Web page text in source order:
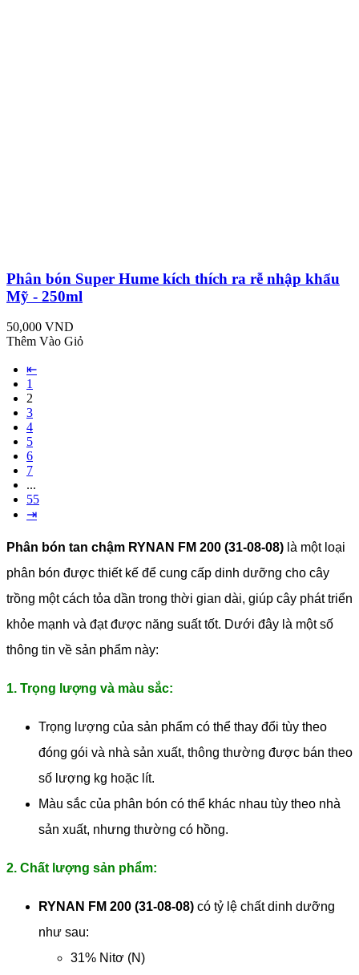
Phân bón Super Hume kích thích ra rễ nhập khẩu
Mỹ - 250ml
50,000 VND
Thêm Vào Giỏ
⇤
1
2
3
4
5
6
7
...
55
⇥
Phân bón tan chậm RYNAN FM 200 (31-08-08) là một loại
phân bón được thiết kế để cung cấp dinh dưỡng cho cây
trồng một cách tỏa dần trong thời gian dài, giúp cây phát triển
khỏe mạnh và đạt được năng suất tốt. Dưới đây là một số
thông tin về sản phẩm này:
1. Trọng lượng và màu sắc:
Trọng lượng của sản phẩm có thể thay đổi tùy theo
đóng gói và nhà sản xuất, thông thường được bán theo
số lượng kg hoặc lít.
Màu sắc của phân bón có thể khác nhau tùy theo nhà
sản xuất, nhưng thường có hồng.
2. Chất lượng sản phẩm:
RYNAN FM 200 (31-08-08) có tỷ lệ chất dinh dưỡng
như sau:
31% Nitơ (N)